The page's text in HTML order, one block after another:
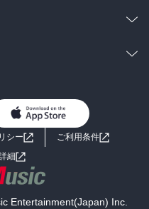
男子向けラノベ
小説
海外小説
お問い合わせ
シー
ご利用条件
細
Entertainment(Japan) Inc.